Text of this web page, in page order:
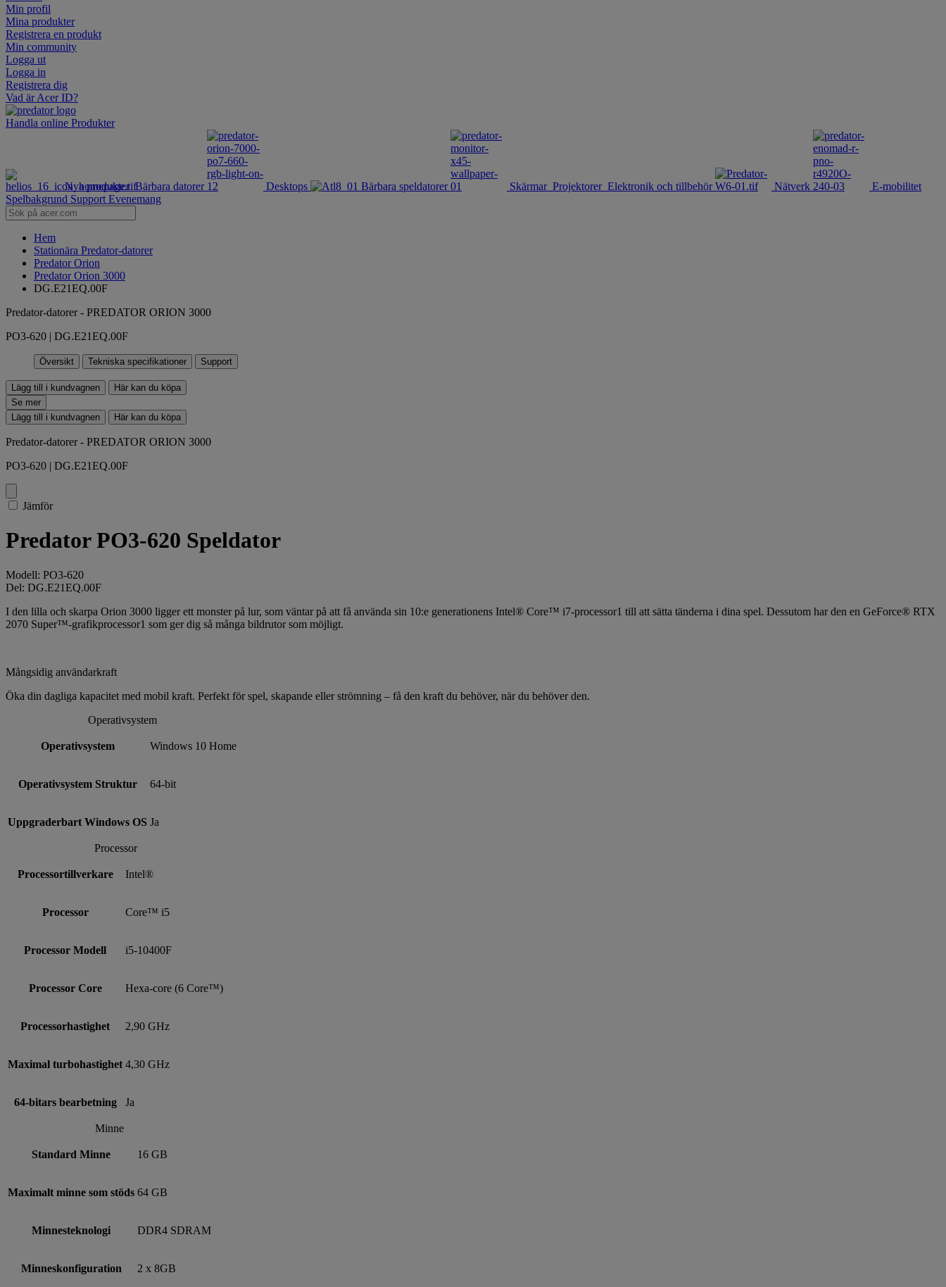
Min profil
Mina produkter
Registrera en produkt
Min community
Logga ut
Logga in
Registrera dig
Vad är Acer ID?
Handla online Produkter
Nya produkter Bärbara datorer Desktops Bärbara speldatorer Skärmar Projektorer Elektronik och tillbehör Nätverk
E-mobilitet
Spelbakgrund Support Evenemang
Hem
Stationära Predator-datorer
Predator Orion
Predator Orion 3000
DG.E21EQ.00F
Predator-datorer - PREDATOR ORION 3000
PO3-620 | DG.E21EQ.00F
Översikt Tekniska specifikationer Support
Lägg till i kundvagnen
Här kan du köpa
Se mer
Lägg till i kundvagnen
Här kan du köpa
Predator-datorer - PREDATOR ORION 3000
PO3-620 | DG.E21EQ.00F
Jämför
Predator PO3-620 Speldator
Modell: PO3-620
Del: DG.E21EQ.00F
I den lilla och skarpa Orion 3000 ligger ett monster på lur, som väntar på att få använda sin 10:e generationens Intel® Core™ i7-processor1 till att sätta tänderna i dina spel. Dessutom har den en GeForce® RTX
2070 Super™-grafikprocessor1 som ger dig så många bildrutor som möjligt.
Mångsidig användarkraft
Öka din dagliga kapacitet med mobil kraft. Perfekt för spel, skapande eller strömning – få den kraft du behöver, när du behöver den.
Operativsystem
Operativsystem Windows 10 Home
Operativsystem Struktur 64-bit
Uppgraderbart Windows OS Ja
Processor
Processortillverkare Intel®
Processor Core™ i5
Processor Modell i5-10400F
Processor Core Hexa-core (6 Core™)
Processorhastighet 2,90 GHz
Maximal turbohastighet 4,30 GHz
64-bitars bearbetning Ja
Minne
Standard Minne 16 GB
Maximalt minne som stöds 64 GB
Minnesteknologi DDR4 SDRAM
Minneskonfiguration 2 x 8GB